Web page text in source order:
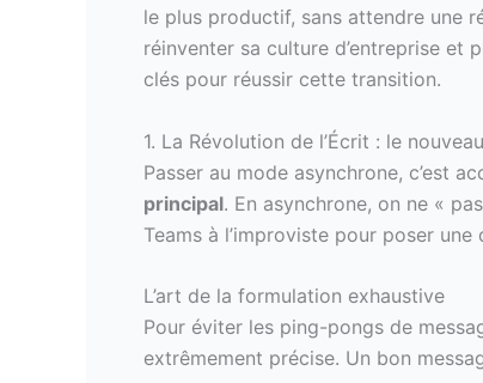
le plus productif, sans attendre une
réinventer sa culture d’entreprise et
clés pour réussir cette transition.
1. La Révolution de l’Écrit : le
Passer au mode asynchrone, c’est
principal. En asynchrone, on ne «
Teams à l’improviste pour poser
L’art de la formulation exhaustive
Pour éviter les ping-pongs de
extrêmement précise. Un bon